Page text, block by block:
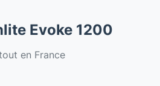
Evoke 1200
en France